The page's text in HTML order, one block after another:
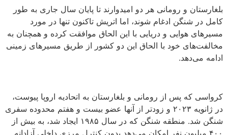
بلغارستان و رومانی هر دو امیدوارند تا پایان سال جاری به طور
کامل در شنگن ادغام شوند، اما اتریش تاکنون تنها در مورد
مسیرهای هوایی و دریایی با این الحاق موافقت کرده و همچنان به
مخالفت‌های خود با الحاق این دو کشور از طریق مسیرهای زمینی
ادامه می‌دهد.
کرواسی که پس از رومانی و بلغارستان به اتحادیه اروپا پیوست،
در ژانویه ۲۰۲۳ و زودتر از آنها عضو بیست و هفتم محدوده سفری
شنگن شد. منطقه شنگن که در سال ۱۹۸۵ ایجاد شد، به بیش از
۴۰۰ میلیون نفر امکان می‌دهد بدون کنترل مرزی داخلی آزادانه